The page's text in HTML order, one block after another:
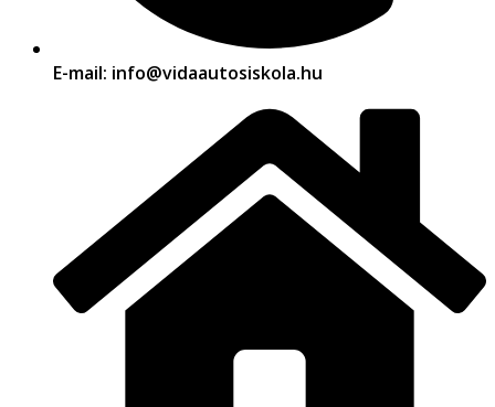
E-mail: info@vidaautosiskola.hu